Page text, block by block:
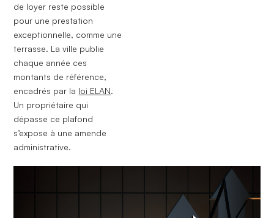
de loyer reste possible
pour une prestation
exceptionnelle, comme une
terrasse. La ville publie
chaque année ces
montants de référence,
encadrés par la loi ELAN.
Un propriétaire qui
dépasse ce plafond
s’expose à une amende
administrative.